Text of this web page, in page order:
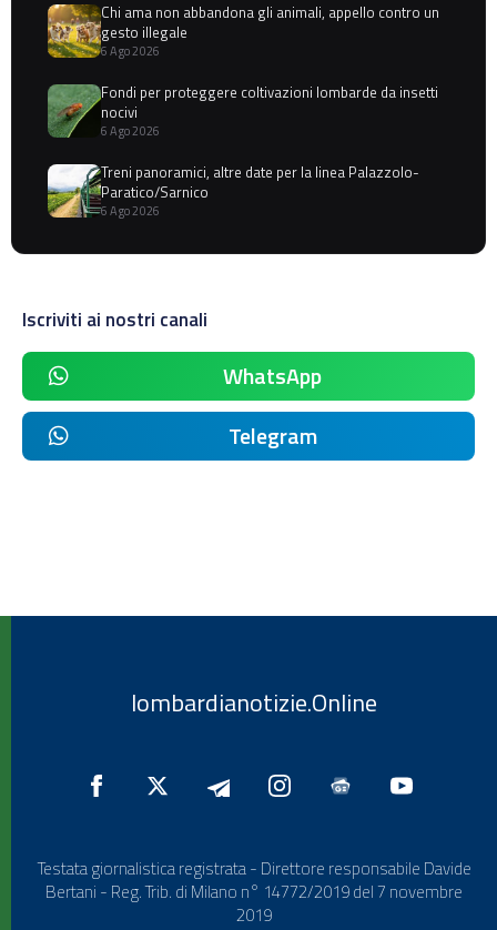
Chi ama non abbandona gli animali, appello contro un
gesto illegale
6 Ago 2026
Fondi per proteggere coltivazioni lombarde da insetti
nocivi
6 Ago 2026
Treni panoramici, altre date per la linea Palazzolo-
Paratico/Sarnico
6 Ago 2026
Iscriviti ai nostri canali
WhatsApp
Telegram
lombardianotizie.Online
Testata giornalistica registrata - Direttore responsabile Davide
Bertani - Reg. Trib. di Milano n° 14772/2019 del 7 novembre
2019